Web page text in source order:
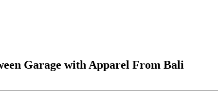
Garage with Apparel From Bali